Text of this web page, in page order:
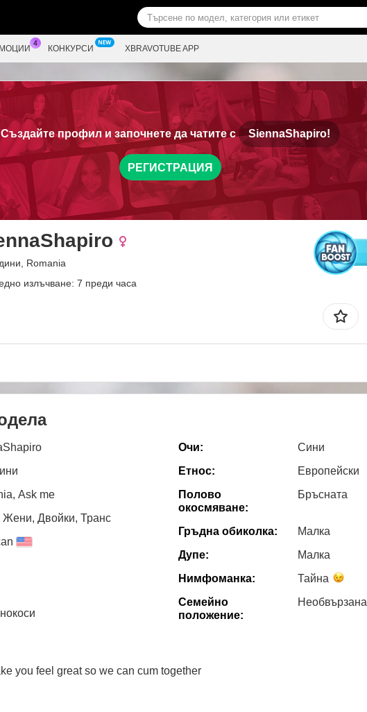
КОНКУРСИ XBRAVOTUBE APP
Създайте профил и започнете да чатите с SiennaShapiro!
РЕГИСТРАЦИЯ
Romania
излъчване: 7 преди часа
Ask me
Двойки, Транс
Очи:
Сини
Етнос:
Европейски
Полово
окосмяване:
Бръсната
Гръдна обиколка:
Малкa
Дупе:
Малкa
Нимфоманка:
Тайна
Семейно
положение:
Необвързана
you feel great so we can cum together